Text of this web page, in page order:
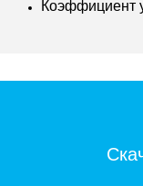
Коэффициент